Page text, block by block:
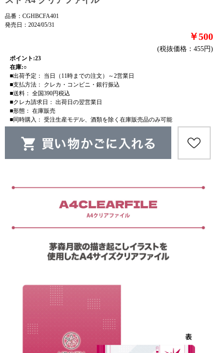
品番：CGHBCFA401
発売日：2024/05/31
￥500
(税抜価格：455円)
ポイント:23
在庫:○
■出荷予定： 当日（11時までの注文）～2営業日
■支払方法： クレカ・コンビニ・銀行振込
■送料： 全国390円税込
■クレカ請求日： 出荷日の翌営業日
■形態： 在庫販売
■同時購入： 受注生産モデル、酒類を除く在庫販売品のみ可能